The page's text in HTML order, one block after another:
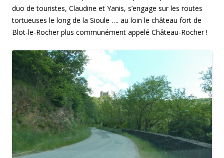
duo de touristes, Claudine et Yanis, s’engage sur les routes
tortueuses le long de la Sioule …. au loin le château fort de
Blot-le-Rocher plus communément appelé Château-Rocher !